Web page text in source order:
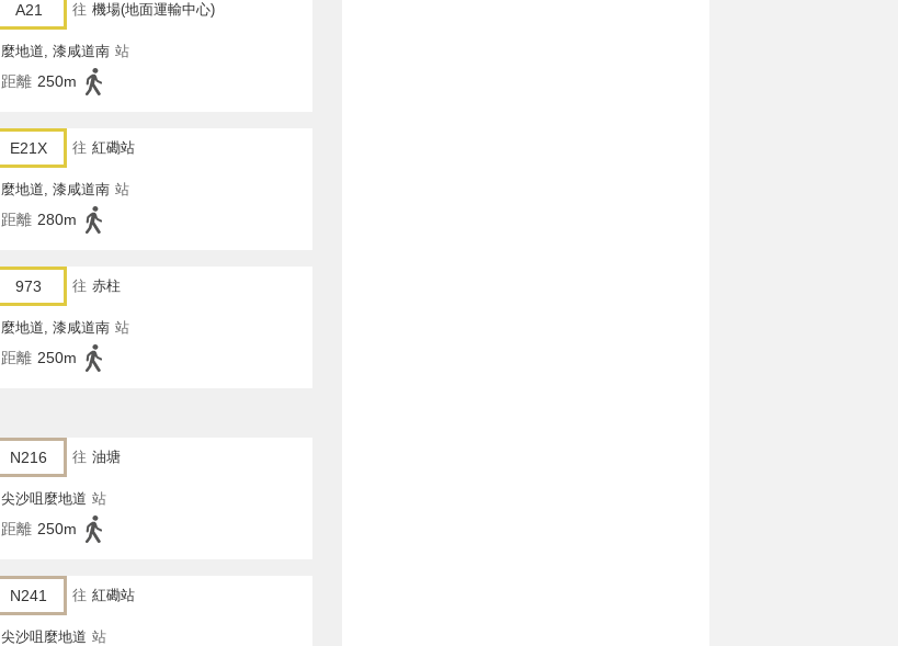
A21 往 機場(地面運輸中心)
麼地道, 漆咸道南 站
距離 250m
E21X 往 紅磡站
麼地道, 漆咸道南 站
距離 280m
973 往 赤柱
麼地道, 漆咸道南 站
距離 250m
N216 往 油塘
尖沙咀麼地道 站
距離 250m
N241 往 紅磡站
尖沙咀麼地道 站